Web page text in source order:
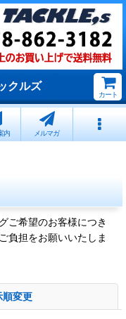
クルズ
カート
内 メルマガ
ご希望のお客様につき
負担をお願いいたしま
順変更